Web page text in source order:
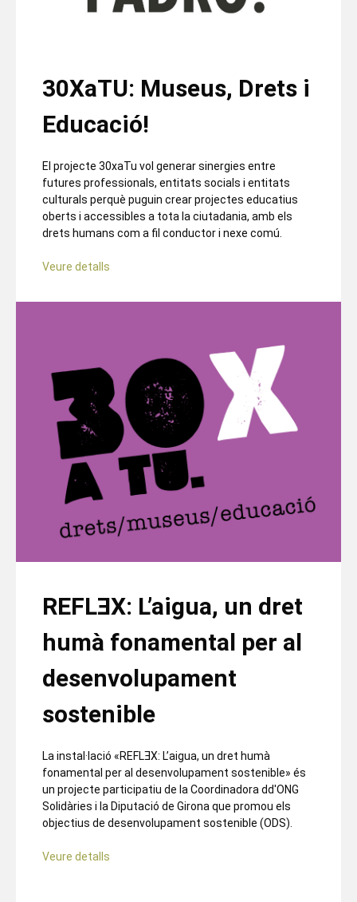
30XaTU: Museus, Drets i
Educació!
El projecte 30xaTu vol generar sinergies entre
futures professionals, entitats socials i entitats
culturals perquè puguin crear projectes educatius
oberts i accessibles a tota la ciutadania, amb els
drets humans com a fil conductor i nexe comú.
Veure detalls
REFLƎX: L’aigua, un dret
humà fonamental per al
desenvolupament
sostenible
La instal·lació «REFLƎX: L’aigua, un dret humà
fonamental per al desenvolupament sostenible» és
un projecte participatiu de la Coordinadora dd'ONG
Solidàries i la Diputació de Girona que promou els
objectius de desenvolupament sostenible (ODS).
Veure detalls